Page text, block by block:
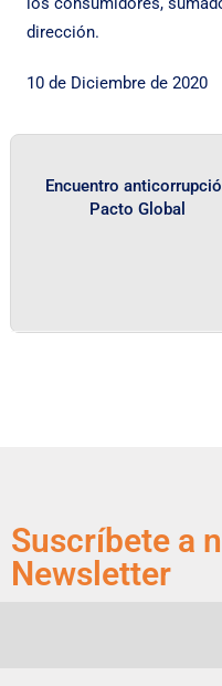
dirección.
10 de Diciembre de 2020
Encuentro
Pacto Global
Suscríbete a
Newsletter